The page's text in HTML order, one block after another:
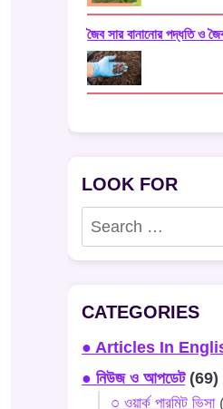
জৈব সার বানানোর পদ্ধতি ও
LOOK FOR
Search
for:
CATEGORIES
● Articles In
● নিউজ ও আপডেট(69)
○ ওয়ার্ক পারমিট ভিসা